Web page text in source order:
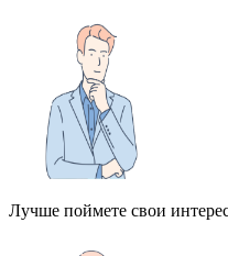
Лучше поймете свои